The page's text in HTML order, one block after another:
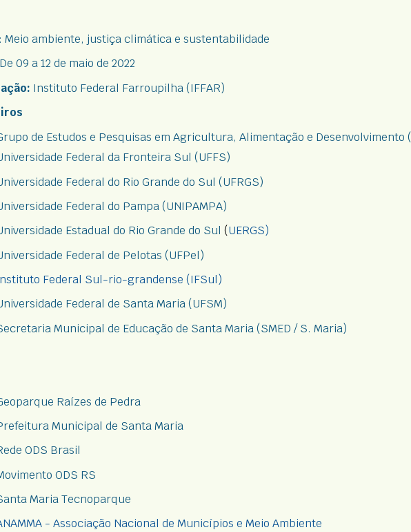
Meio ambiente, justiça climática e sustentabilidade
De 09 a 12 de maio de 2022
Instituto Federal Farroupilha (IFFAR)
de Estudos e Pesquisas em Agricultura, Alimentação e Desenvolvimento (
Federal da Fronteira Sul (UFFS)
Federal do Rio Grande do Sul (UFRGS)
Federal do Pampa (UNIPAMPA)
Estadual do Rio Grande do Sul (UERGS)
Federal de Pelotas (UFPel)
nstituto Federal Sul-rio-grandense (IFSul)
Federal de Santa Maria (UFSM)
Municipal de Educação de Santa Maria (SMED / S. Maria)
Raízes de Pedra
Municipal de Santa Maria
ODS Brasil
ODS RS
Maria Tecnoparque
- Associação Nacional de Municípios e Meio Ambiente